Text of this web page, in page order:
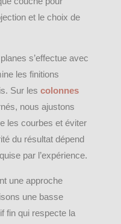
et le choix de
s’effectue avec
les finitions
Sur les colonnes
nous ajustons
les courbes et éviter
du résultat dépend
par l’expérience.
une approche
une basse
fin qui respecte la